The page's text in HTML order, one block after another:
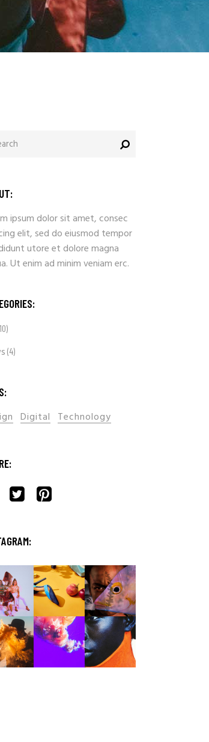
ipsum dolor sit amet, consec
elit, sed do eiusmod tempor
utore et dolore magna
Ut enim ad minim veniam erc.
(4)
Digital Technology